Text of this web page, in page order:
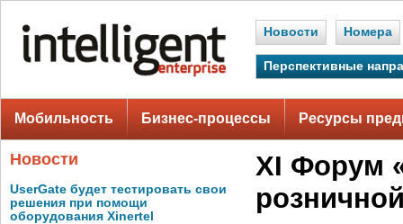
Новости Номера
Перспективные
Мобильность Бизнес-процессы Ресурсы
Новости
UserGate будет тестировать свои
решения при помощи
оборудования Xinertel
XI Форум